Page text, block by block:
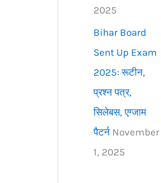
2025
Bihar Board
Sent Up Exam
2025: रूटीन,
प्रश्न पत्र,
सिलेबस, एग्जाम
पैटर्न November
1, 2025